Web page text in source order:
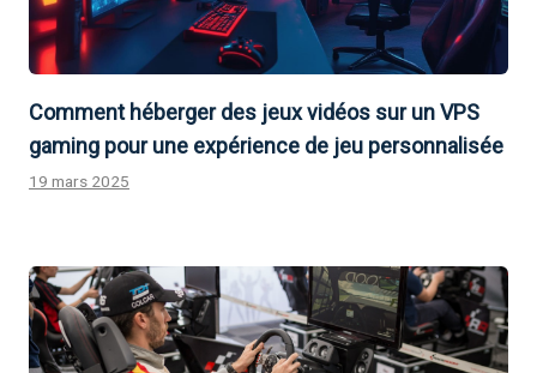
Comment héberger des jeux vidéos sur un VPS
gaming pour une expérience de jeu personnalisée
19 mars 2025